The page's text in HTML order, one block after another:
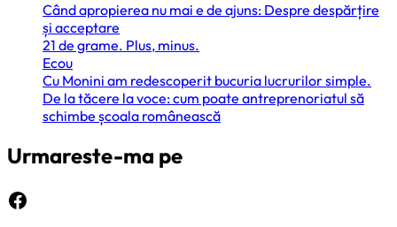
Când apropierea nu mai e de ajuns: Despre despărțire
și acceptare
21 de grame. Plus, minus.
Ecou
Cu Monini am redescoperit bucuria lucrurilor simple.
De la tăcere la voce: cum poate antreprenoriatul să
schimbe școala românească
Urmareste-ma pe
Facebook